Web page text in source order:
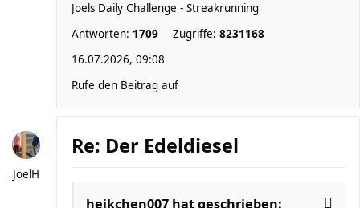
Joels Daily Challenge - Streakrunning
Antworten: 1709 Zugriffe: 8231168
16.07.2026, 09:08
Rufe den Beitrag auf
JoelH
Re: Der Edeldiesel
heikchen007 hat geschrieben: